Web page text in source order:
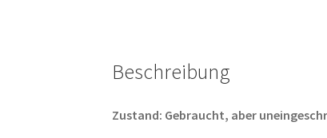
Beschreibung
Zustand: Gebraucht, aber